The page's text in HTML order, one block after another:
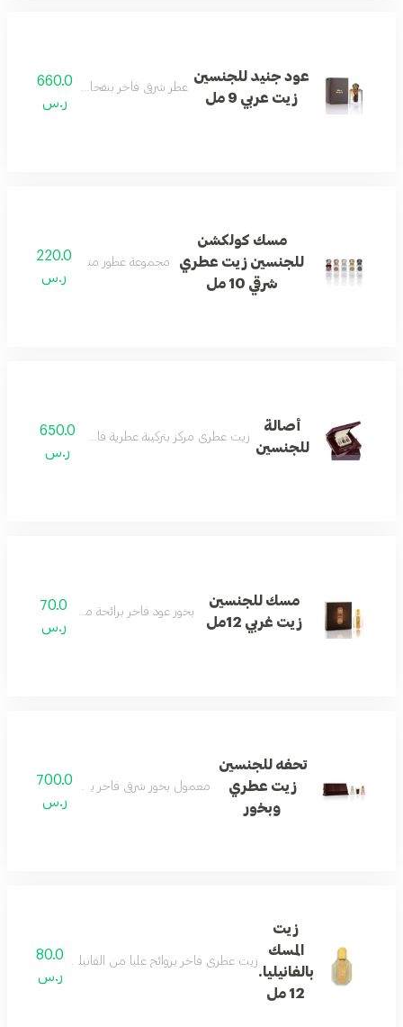
عود جنيد للجنسين
زيت عربي 9 مل
عطر شرقي فاخر بنفحات زهرية وخشبية.
660.0
ر.س
مسك كولكشن
للجنسين زيت عطري
شرقي 10 مل
مجموعة عطور متنوعة بأريج عربي
220.0
ر.س
أصالة
للجنسين
زيت عطري مركز بتركيبة عطرية فاخرة تناسب
650.0
ر.س
مسك للجنسين
زيت غربي 12مل
بخور عود فاخر برائحة مميزة للمناسبات.
70.0
ر.س
تحفه للجنسين
زيت عطري
وبخور
معمول بخور شرقي فاخر يستخدم في المنازل
700.0
ر.س
زيت
المسك
بالفانيليا.
12 مل
زيت عطري فاخر بروائح عليا من الفانيليا الحلوة
80.0
ر.س